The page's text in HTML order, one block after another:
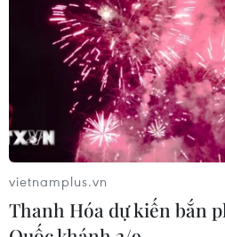
vietnamplus.vn
Thanh Hóa dự kiến bắn